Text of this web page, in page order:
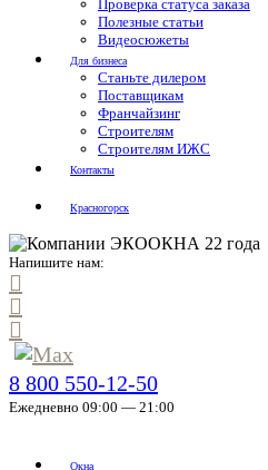
Проверка статуса заказа
Полезные статьи
Видеосюжеты
Для бизнеса
Станьте дилером
Поставщикам
Франчайзинг
Строителям
Строителям ИЖС
Контакты
Красногорск
Напишите нам:
8 800 550-12-50
Ежедневно 09:00 — 21:00
Окна